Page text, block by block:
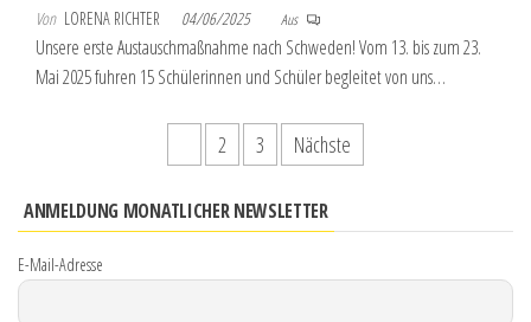
Von LORENA RICHTER 04/06/2025 Aus
Unsere erste Austauschmaßnahme nach Schweden! Vom 13. bis zum 23.
Mai 2025 fuhren 15 Schülerinnen und Schüler begleitet von uns…
Seitennummerierung
Beiträge
2 3 Nächste
ANMELDUNG MONATLICHER NEWSLETTER
E-Mail-Adresse